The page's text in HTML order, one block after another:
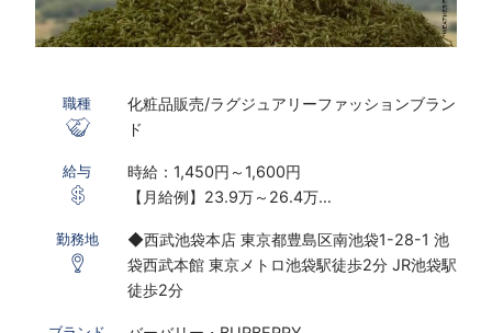
職種
化粧品販売/ラグジュアリーファッションブラン
ド
給与
時給：1,450円～1,600円
【月給例】23.9万～26.4万
※研修期間あり
※時給は経験・スキルにより決定いたします
〇下記の場合は、割増した時給をお支払いしま
勤務地
◆西武池袋本店 東京都豊島区南池袋1-28-1 池
袋西武本館 東京メトロ池袋駅徒歩2分 JR池袋駅
徒歩2分